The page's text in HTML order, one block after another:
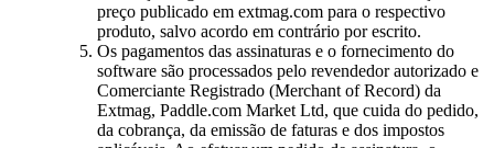
preço publicado em extmag.com para o respectivo
produto, salvo acordo em contrário por escrito.
Os pagamentos das assinaturas e o fornecimento do
software são processados pelo revendedor autorizado e
Comerciante Registrado (Merchant of Record) da
Extmag, Paddle.com Market Ltd, que cuida do pedido,
da cobrança, da emissão de faturas e dos impostos